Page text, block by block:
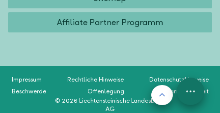
Affiliate Partner Programm
Impressum Rechtliche Hinweise
Datenschutzhinweise
Beschwerde
Offenlegung
Barrierefreiheit
© 2026 Liechtensteinische Landesbank
AG
Nach oben
Menu